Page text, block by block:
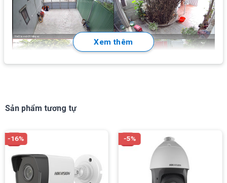
Giao diện xem trên màn hình 4 kênh của camera
Tính năng
Mà người dùng thường quan tâm nhất ở camera IP ngoài
Xem thêm
Sản phẩm tương tự
-16% -5%